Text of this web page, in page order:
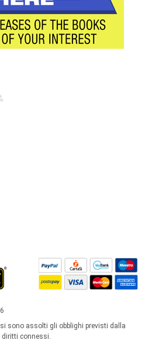
sono assolti gli obblighi previsti dalla
connessi.